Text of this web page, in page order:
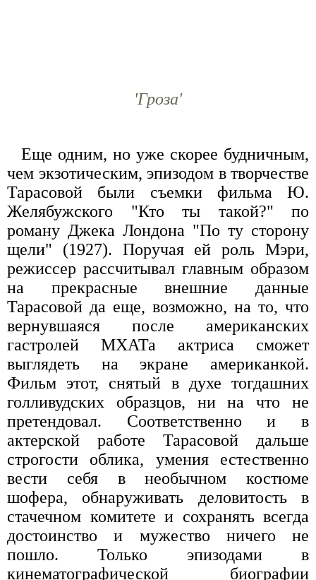
'Гроза'
Еще одним, но уже скорее будничным,
чем экзотическим, эпизодом в творчестве
Тарасовой были съемки фильма Ю.
Желябужского "Кто ты такой?" по
роману Джека Лондона "По ту сторону
щели" (1927). Поручая ей роль Мэри,
режиссер рассчитывал главным образом
на прекрасные внешние данные
Тарасовой да еще, возможно, на то, что
вернувшаяся после американских
гастролей МХАТа актриса сможет
выглядеть на экране американкой.
Фильм этот, снятый в духе тогдашних
голливудских образцов, ни на что не
претендовал. Соответственно и в
актерской работе Тарасовой дальше
строгости облика, умения естественно
вести себя в необычном костюме
шофера, обнаруживать деловитость в
стачечном комитете и сохранять всегда
достоинство и мужество ничего не
пошло. Только эпизодами в
кинематографической биографии